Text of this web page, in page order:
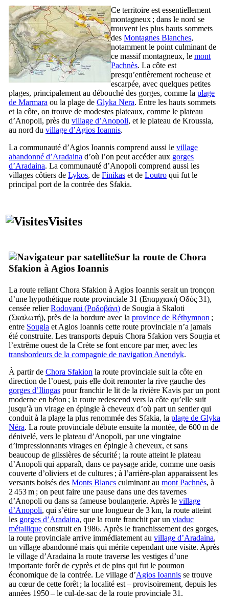
Ce territoire est essentiellement
montagneux ; dans le nord se
trouvent les plus hauts sommets
des Montagnes Blanches,
notamment le point culminant de
ce massif montagneux, le mont
Pachnès. La côte est
presqu’entièrement rocheuse et
escarpée, avec quelques petites
plages, principalement au débouché des gorges, comme la plage
de Marmara ou la plage de Glyka Nera. Entre les hauts sommets
et la côte, on trouve de modestes plateaux, comme le plateau
d’Anopoli, près du village d’Anopoli, et le plateau de Kroussia,
au nord du village d’Agios Ioannis.
La communauté d’Agios Ioannis comprend aussi le village
abandonné d’Aradaina d’où l’on peut accéder aux gorges
d’Aradaina. La communauté d’Anopoli comprend aussi les
villages côtiers de Lykos, de Finikas et de Loutro qui fut le
principal port de la contrée des Sfakia.
Visites
Sur la route de Chora
Sfakion à Agios Ioannis
La route reliant Chora Sfakion à Agios Ioannis serait un tronçon
d’une hypothétique route provinciale 31 (Επαρχιακή Οδός 31),
censée relierRodovani (Ροδοβάνι) de Sougia à Skaloti
(Σκαλωτή), près de la bordure avec la province de Réthymnon ;
entre Sougia et Agios Ioannis cette route provinciale n’a jamais
été construite. Les transports depuis Chora Sfakion vers Sougia et
l’extrême ouest de la Crète se font encore par mer, avec les
transbordeurs de la compagnie de navigation Anendyk.
À partir de Chora Sfakion la route provinciale suit la côte en
direction de l’ouest, puis elle doit remonter la rive gauche des
gorges d’Ilingas pour franchir le lit de la rivière Kavis par un pont
moderne en béton ; la route redescend vers la côte qu’elle suit
jusqu’à un virage en épingle à cheveux d’où part un sentier qui
conduit à la plage la plus renommée des Sfakia, la plage de Glyka
Néra. La route provinciale débute ensuite la montée, de 600 m de
dénivelé, vers le plateau d’Anopoli, par une vingtaine
d’impressionnants virages en épingle à cheveux, et sans
beaucoup de glissières de sécurité ; la route atteint le plateau
d’Anopoli qui apparaît, dans ce paysage aride, comme une oasis
couverte d’oliviers et de cultures ; à l’arrière-plan apparaissent les
versants boisés des Monts Blancs culminant au mont Pachnès, à
2 453 m ; on peut faire une pause dans une des tavernes
d’Anopoli ou dans sa fameuse boulangerie. Après le village
d’Anopoli, qui s’étire sur une longueur de 3 km, la route atteint
les gorges d’Aradaina, que la route franchit par un viaduc
métallique construit en 1986. Après le franchissement des gorges,
la route provinciale arrive immédiatement au village d’Aradaina,
un village abandonné mais qui mérite cependant une visite. Après
le village d’Aradaina la route traverse les vestiges d’une
importante forêt de cyprès et de pins qui fut le poumon
économique de la contrée. Le village d’Agios Ioannis se trouve
au cœur de cette forêt ; la localité est – provisoirement, depuis les
années 1950 – le cul-de-sac de la route provinciale 31.